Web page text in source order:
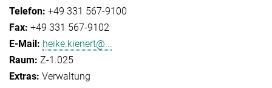
+49 331 567-9100
+49 331 567-9102
heike.kienert@...
Z-1.025
Verwaltung